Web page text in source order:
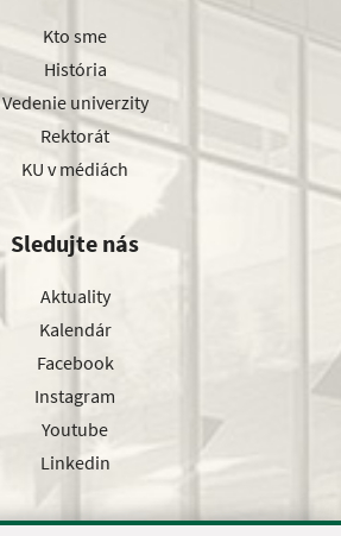
Kto sme
História
Vedenie univerzity
Rektorát
KU v médiách
Sledujte nás
Aktuality
Kalendár
Facebook
Instagram
Youtube
Linkedin